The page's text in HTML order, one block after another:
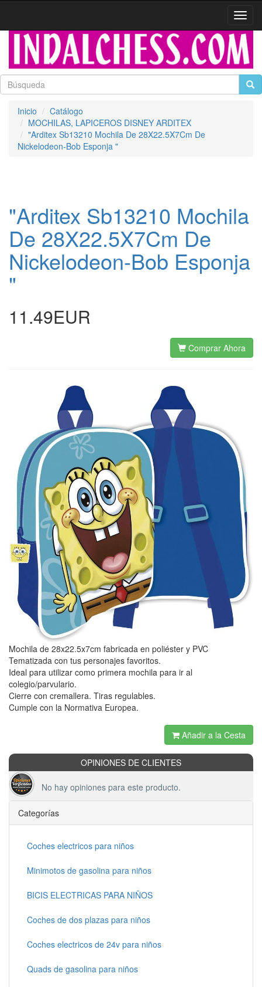
Inicio
Catálogo
MOCHILAS, LAPICEROS DISNEY ARDITEX
"Arditex Sb13210 Mochila De 28X22.5X7Cm De
Nickelodeon-Bob Esponja "
"Arditex Sb13210 Mochila
De 28X22.5X7Cm De
Nickelodeon-Bob Esponja
"
11.49EUR
Comprar Ahora
Mochila de 28x22.5x7cm fabricada en poliéster y PVC
Tematizada con tus personajes favoritos.
Ideal para utilizar como primera mochila para ir al
colegio/parvulario.
Cierre con cremallera. Tiras regulables.
Cumple con la Normativa Europea.
Añadir a la Cesta
OPINIONES DE CLIENTES
No hay opiniones para este producto.
Categorías
Coches electricos para niños
Minimotos de gasolina para niños
BICIS ELECTRICAS PARA NIÑOS
Coches de dos plazas para niños
Coches electricos de 24v para niños
Quads de gasolina para niños